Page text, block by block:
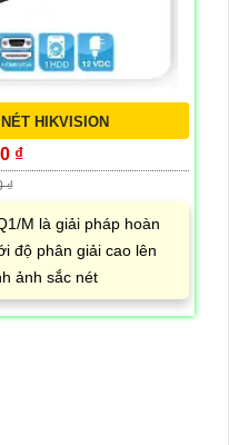
HIKVISION
₫
₫
M là giải pháp hoàn
độ phân giải cao lên
ảnh sắc nét